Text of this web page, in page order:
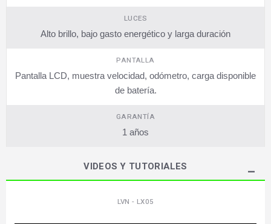
LUCES
Alto brillo, bajo gasto energético y larga duración
PANTALLA
Pantalla LCD, muestra velocidad, odómetro, carga disponible
de batería.
GARANTÍA
1 años
VIDEOS Y TUTORIALES
LVN - LX05